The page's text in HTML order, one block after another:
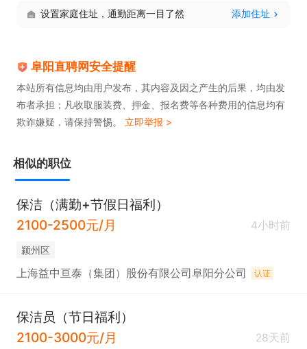
设置家庭住址，通勤距离一目了然 添加住址
阜阳直聘网安全提醒
本站所有信息均由用户发布，其内容及因之产生的后果，均由发
布者承担；凡收取服装费、押金、报名费等各种费用的信息均有
欺诈嫌疑，请保持警惕。 立即举报 >
相似的职位
保洁（满勤+节假日福利）
2100-2500元/月
4小时前
颍州区
上海益中亘泰（集团）股份有限公司阜阳分公司 认证
保洁员（节日福利）
2100-3000元/月
28天前